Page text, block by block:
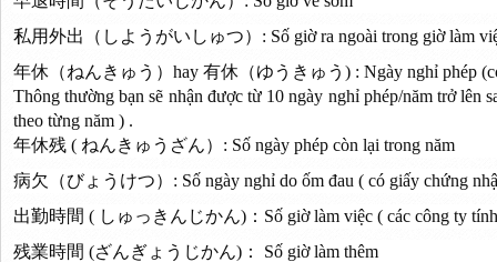
私用外出（しようがいしゅつ）: Số giờ ra ngoài trong giờ làm
年休（ねんきゅう）hay 有休（ゆうきゅう) : Ngày nghỉ phép
Thông thường bạn sẽ nhận được từ 10 ngày nghỉ phép/năm trở lên
theo từng năm ) .
年休残 ( ねんきゅうざん）: Số ngày phép còn lại trong năm
病欠（びょうけつ）: Số ngày nghỉ do ốm đau ( có giấy chứng
出勤時間 ( しゅっきんじかん)：Số giờ làm việc ( các công ty
残業時間 (ざんぎょうじかん)： Số giờ làm thêm